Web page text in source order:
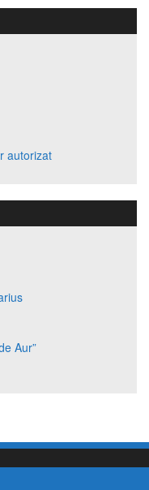
autorizat
Aur”